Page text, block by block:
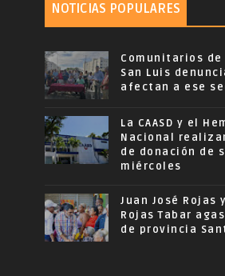
NOTICIAS POPULARES
Comunitarios de
San Luis
afectan a ese
La CAASD y el
Nacional
de donación de
miércoles
Juan José Rojas
Rojas Tabar
de provincia